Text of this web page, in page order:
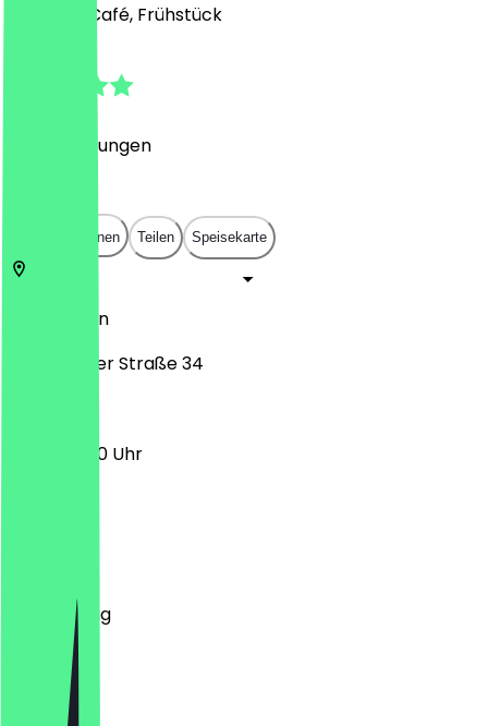
Türkisch, Café, Frühstück
Bewertungen
In App öffnen Teilen Speisekarte
Berlin
Rathenower Straße 34
10:00 - 19:30 Uhr
Donnerstag
Samstag
Sonntag